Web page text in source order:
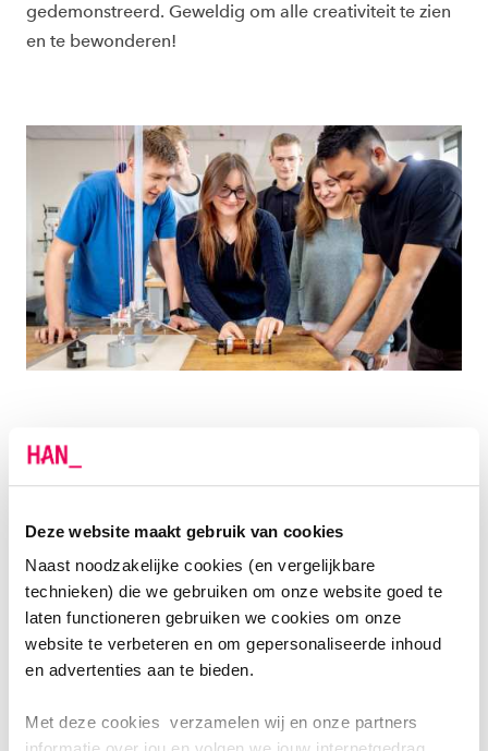
Deze website maakt gebruik van cookies
Naast noodzakelijke cookies (en vergelijkbare
technieken) die we gebruiken om onze website goed te
laten functioneren gebruiken we cookies om onze
website te verbeteren en om gepersonaliseerde inhoud
en advertenties aan te bieden.
Met deze cookies verzamelen wij en onze partners
gedemonstreerd. Geweldig om alle creativiteit te zien
en te bewonderen!
HOOGSTE RENDEMENT, INNOVATIE EN
KWALITEIT
rendement heeft. Want elke batterij moet 10 Joule
energie opslaan. Dit is een massa van 2 kg die een
halve meter naar beneden valt. Na korte tijd moet de
energie worden vrijgegeven om een gewicht op te
tillen. Wie het hoogste kan tillen, heeft dus het hoogste
Naast 'het hoogste rendement' heeft een jury van